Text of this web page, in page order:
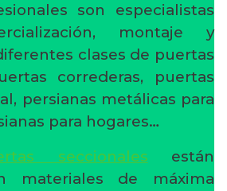
son especialistas
montaje y
clases de puertas
correderas, puertas
persianas metálicas para
para hogares…
seccionales están
materiales de máxima